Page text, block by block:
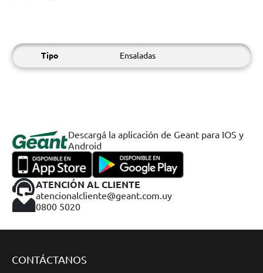
Tipo Ensaladas
Descargá la aplicación de Geant para IOS y
Android
ATENCIÓN AL CLIENTE
atencionalcliente@geant.com.uy
0800 5020
CONTÁCTANOS